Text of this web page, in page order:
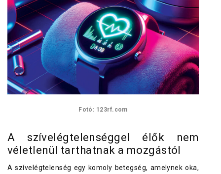
Fotó: 123rf.com
A szívelégtelenséggel élők nem
véletlenül tarthatnak a mozgástól
A szívelégtelenség egy komoly betegség, amelynek oka,